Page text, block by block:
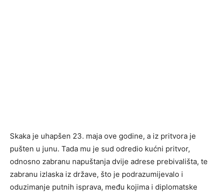
Skaka je uhapšen 23. maja ove godine, a iz pritvora je
pušten u junu. Tada mu je sud odredio kućni pritvor,
odnosno zabranu napuštanja dvije adrese prebivališta, te
zabranu izlaska iz države, što je podrazumijevalo i
oduzimanje putnih isprava, među kojima i diplomatske